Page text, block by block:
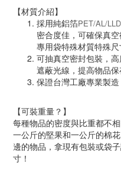
【材質介紹】
採用純鋁箔PET/AL/
密合度佳，可確保真
專用袋特殊材質特殊
可抽真空密封包裝，
遮蔽光線，提高物品
保證台灣工廠專業製造
【可裝重量？】
每種物品的密度與比重都不
一公斤的堅果和一公斤的棉
邊的物品，拿現有包裝或袋
寸！